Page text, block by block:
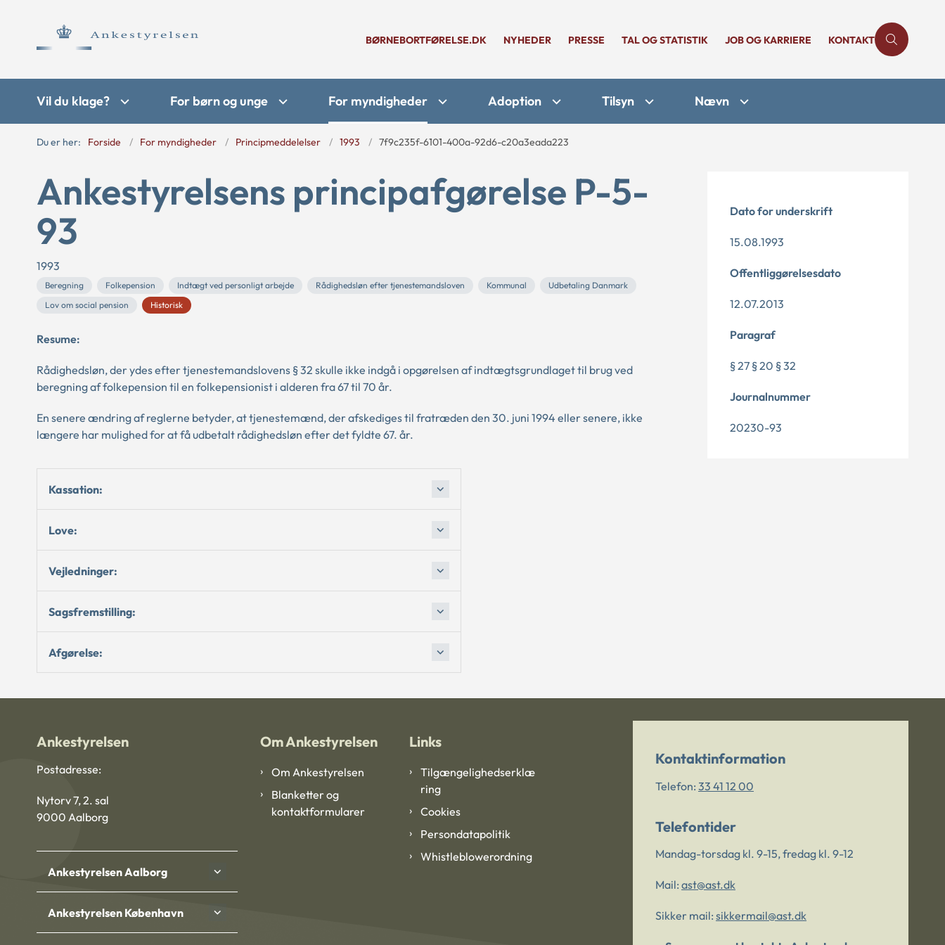
BØRNEBORTFØRELSE.DK NYHEDER PRESSE TAL OG STATISTIK JOB OG KARRIERE KONTAKT
Vil du klage? For børn og unge For myndigheder Adoption Tilsyn Nævn
Du er her: Forside For myndigheder Principmeddelelser 1993 7f9c235f-6101-400a-92d6-c20a3eada223
Ankestyrelsens principafgørelse P-5-
93
1993
Beregning Folkepension Indtægt ved personligt arbejde Rådighedsløn efter tjenestemandsloven Kommunal
Udbetaling Danmark
Lov om social pension
Historisk
Resume:
Rådighedsløn, der ydes efter tjenestemandslovens § 32 skulle ikke indgå i opgørelsen af indtægtsgrundlaget til brug ved
beregning af folkepension til en folkepensionist i alderen fra 67 til 70 år.
En senere ændring af reglerne betyder, at tjenestemænd, der afskediges til fratræden den 30. juni 1994 eller senere, ikke
længere har mulighed for at få udbetalt rådighedsløn efter det fyldte 67. år.
Kassation:
Love:
Vejledninger:
Sagsfremstilling:
Afgørelse:
Dato for underskrift
15.08.1993
Offentliggørelsesdato
12.07.2013
Paragraf
§ 27 § 20 § 32
Journalnummer
20230-93
Ankestyrelsen
Postadresse:
Nytorv 7, 2. sal
9000 Aalborg
Ankestyrelsen Aalborg
Ankestyrelsen København
Om Ankestyrelsen
Om Ankestyrelsen
Blanketter og
kontaktformularer
Links
Tilgængelighedserklæ
ring
Cookies
Persondatapolitik
Whistleblowerordning
Kontaktinformation
Telefon: 33 41 12 00
Telefontider
Mandag-torsdag kl. 9-15, fredag kl. 9-12
Mail: ast@ast.dk
Sikker mail: sikkermail@ast.dk